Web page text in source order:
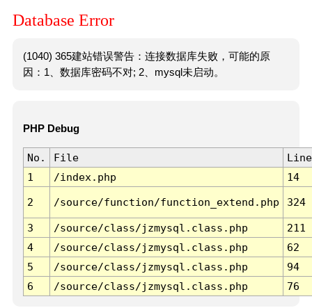
Database Error
(1040) 365建站错误警告：连接数据库失败，可能的原
因：1、数据库密码不对; 2、mysql未启动。
PHP Debug
No. File
Line
1
/index.php 14
2 /source/function/function_extend.php 324
3 /source/class/jzmysql.class.php
211
4
/source/class/jzmysql.class.php
62
5
/source/class/jzmysql.class.php
94
6
/source/class/jzmysql.class.php 76